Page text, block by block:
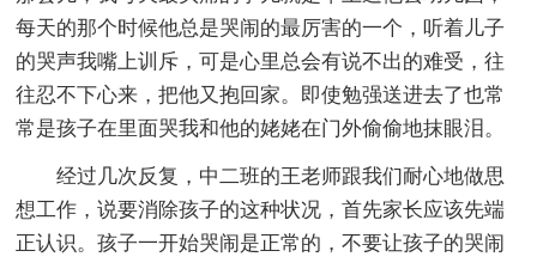
每天的那个时候他总是哭闹的最厉害的一个，听着儿子
的哭声我嘴上训斥，可是心里总会有说不出的难受，往
往忍不下心来，把他又抱回家。即使勉强送进去了也常
常是孩子在里面哭我和他的姥姥在门外偷偷地抹眼泪。
经过几次反复，中二班的王老师跟我们耐心地做思
想工作，说要消除孩子的这种状况，首先家长应该先端
正认识。孩子一开始哭闹是正常的，不要让孩子的哭闹